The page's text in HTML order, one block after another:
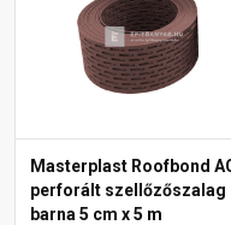
Masterplast Roofbond
perforált szellőzőszalag
barna 5 cm x 5 m